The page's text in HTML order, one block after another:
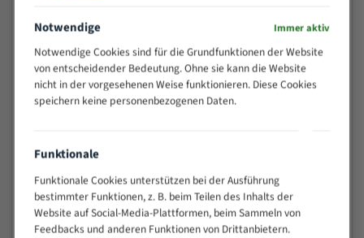
35 - 70
50 - 120
4/6
80 - 180
3/4
130 -
350
2/3
200 -
600
> 500
0,75/1,25
Vorteile:
Notwendige Immer aktiv
Notwendige Cookies sind für die Grundfunktionen der Website
von entscheidender Bedeutung. Ohne sie kann die Website
nicht in der vorgesehenen Weise funktionieren. Diese Cookies
speichern keine personenbezogenen Daten.
Funktionale
Funktionale Cookies unterstützen bei der Ausführung
bestimmter Funktionen, z. B. beim Teilen des Inhalts der
Website auf Social-Media-Plattformen, beim Sammeln von
Feedbacks und anderen Funktionen von Drittanbietern.